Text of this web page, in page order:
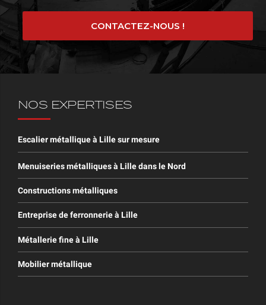
CONTACTEZ-NOUS !
NOS EXPERTISES
Escalier métallique à Lille sur mesure
Menuiseries métalliques à Lille dans le Nord
Constructions métalliques
Entreprise de ferronnerie à Lille
Métallerie fine à Lille
Mobilier métallique